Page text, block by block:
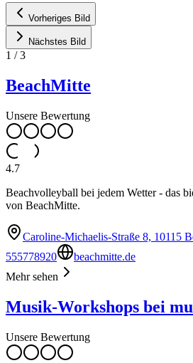
Vorheriges Bild
Nächstes Bild
1 /3
BeachMitte
Unsere Bewertung
4.7
Beachvolleyball bei jedem Wetter - das
von BeachMitte.
Caroline-Michaelis-Straße 8, 10115
555778920
beachmitte.de
Mehr sehen
Musik-Workshops bei
Unsere Bewertung